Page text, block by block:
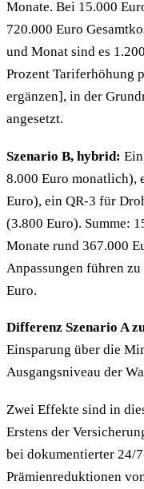
Monate. Bei 15.000
720.000 Euro
und Monat sind es
Prozent Tariferhöhung
ergänzen], in der
angesetzt.
Szenario B, hybrid:
8.000 Euro monatlich),
Euro), ein QR-3 für
(3.800 Euro). Summe:
Monate rund 367.000
Anpassungen führen
Euro.
Differenz Szenario A
Einsparung über die
Ausgangsniveau der
Zwei Effekte sind in
Erstens der
bei dokumentierter 24/
Prämienreduktionen